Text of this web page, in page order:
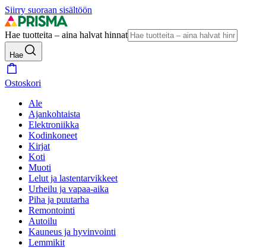
Siirry suoraan sisältöön
Hae tuotteita – aina halvat hinnat
Hae
Ostoskori
Ale
Ajankohtaista
Elektroniikka
Kodinkoneet
Kirjat
Koti
Muoti
Lelut ja lastentarvikkeet
Urheilu ja vapaa-aika
Piha ja puutarha
Remontointi
Autoilu
Kauneus ja hyvinvointi
Lemmikit